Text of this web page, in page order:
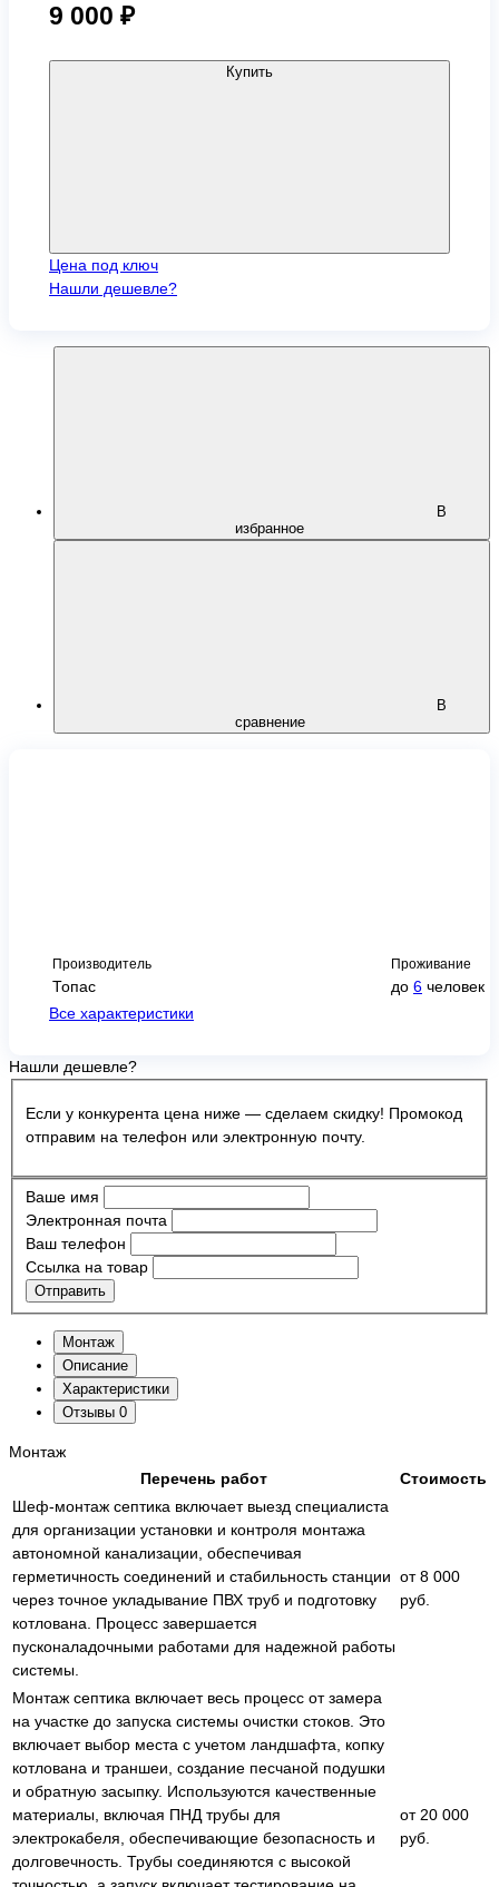
9 000 ₽
Купить
Цена под ключ
Нашли дешевле?
В
избранное
В
сравнение
Производитель
Топас
Проживание
до 6 человек
Все характеристики
Нашли дешевле?
Если у конкурента цена ниже — сделаем скидку! Промокод
отправим на телефон или электронную почту.
Ваше имя
Электронная почта
Ваш телефон
Ссылка на товар
Отправить
Монтаж
Описание
Характеристики
Отзывы 0
Монтаж
Перечень работ
Стоимость
Шеф-монтаж септика включает выезд специалиста
для организации установки и контроля монтажа
автономной канализации, обеспечивая
герметичность соединений и стабильность станции
через точное укладывание ПВХ труб и подготовку
котлована. Процесс завершается
пусконаладочными работами для надежной работы
системы.
от 8 000
руб.
Монтаж септика включает весь процесс от замера
на участке до запуска системы очистки стоков. Это
включает выбор места с учетом ландшафта, копку
котлована и траншеи, создание песчаной подушки
и обратную засыпку. Используются качественные
материалы, включая ПНД трубы для
электрокабеля, обеспечивающие безопасность и
долговечность. Трубы соединяются с высокой
от 20 000
руб.